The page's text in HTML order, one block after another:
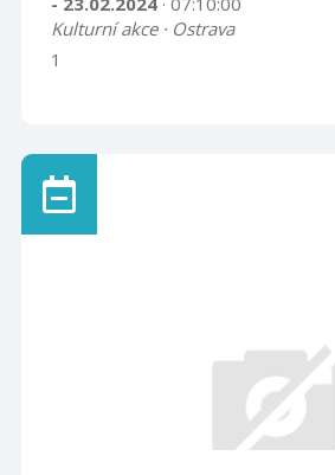
Kulturní akce · Ostrava
1